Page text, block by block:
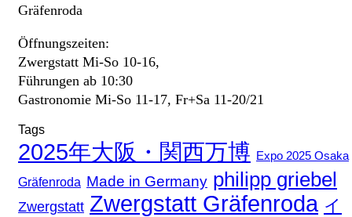
Gräfenroda
Öffnungszeiten:
Zwergstatt Mi-So 10-16,
Führungen ab 10:30
Gastronomie Mi-So 11-17, Fr+Sa 11-20/21
Tags
2025年大阪・関西万博 Expo 2025 Osaka
Gräfenroda Made in Germany philipp griebel
Zwergstatt Zwergstatt Gräfenroda イ